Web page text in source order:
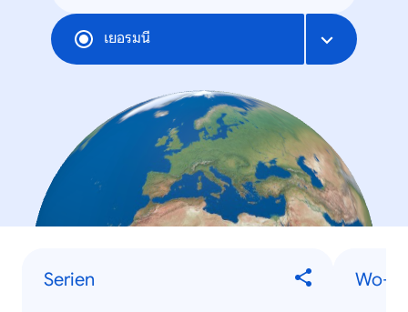
เยอรมนี
Serien
Wo-